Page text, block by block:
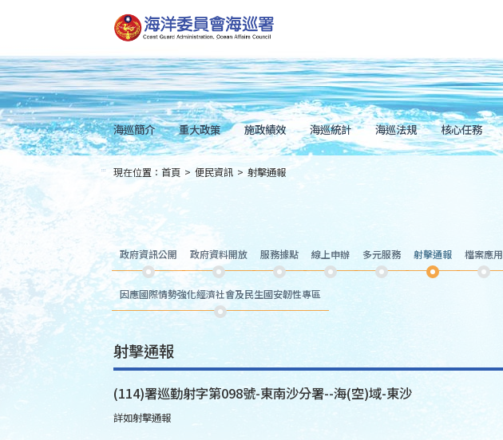
到
主
內
容
Skip
to
main
content
海巡簡介 重大政策 施政績效 海巡統計 海巡法規 核心任務
::: 現在位置： 首頁 > 便民資訊 > 射擊通報
政府資訊公開 政府資料開放 服務據點 線上申辦 多元服務 射擊通報 檔案應用
因應國際情勢強化經濟社會及民生國安韌性專區
射擊通報
(114)署巡勤射字第098號-東南沙分署--海(空)域-東沙
詳如射擊通報